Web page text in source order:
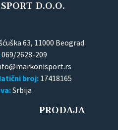
D.O.O.
63, 11000 Beograd
069/2628-209
broj: 17418165
Srbija
PRODAJA